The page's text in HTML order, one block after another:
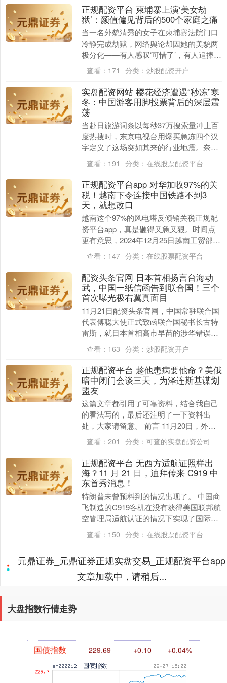
正规配资平台 柬埔寨上演‘美女劫
狱’：颜值偏见背后的500个家庭之痛
当一名外貌清秀的女子在柬埔寨法院门口
冷静完成劫狱，网络舆论却因她的美貌两
极分化——有人感叹‘可惜了’，有人追捧
为‘女中豪杰’。然而真相是：这名越南籍女
子是诈骗团....
查看： 171 分类： 炒股配资开户
实盘配资网站 樱花经济遭遇“秒冻”寒
冬：中国游客用脚投票背后的深层震
荡
当赴日旅游词条以每秒37万搜索量冲上百
度热搜时，东京电视台用爆买急冻四个汉
字定义了这场突如其来的行业地震。奈良
县的和服体验馆里，中国游客预约量从日
均300人骤降....
查看： 191 分类： 在线股票配资平台
正规配资平台app 对华加收97%的关
税！越南下令连接中国铁路不到3
天，就想改口
越南这个97%的风电塔反倾销关税正规配
资平台app，真是砸得又急又狠。时间点
更有意思，2024年12月25日越南工贸部刚
放公告，三天前总理范明政还刚拍板要
修“老....
查看： 147 分类： 在线股票配资平台
配资头条官网 日本首相扬言台海动
武，中国一纸信函告到联合国！三个
首次曝光极右翼真面目
11月21日配资头条官网，中国常驻联合国
代表傅聪大使正式致函联合国秘书长古特
雷斯，就日本首相高市早苗的涉华错误言
行阐明中国政府严正立场。这封信函将作
为联合国大会....
查看： 163 分类： 炒股配资开户
正规配资平台 趁他患病要他命？美俄
暗中闭门会谈三天，为泽连斯基谋划
盟友
这篇文章都引用了可靠资料，结合我自己
的看法写的，最后还注明了一下资料出
处，大家请留意。 前言 11月20日，外媒
纷纷爆料出个事儿，说是美俄两边已经暗
中商量好了一....
查看： 201 分类： 可查的实盘配资公司
正规配资平台 无西方适航证照样出
海？11 月 21 日，迪拜传来 C919 中
东首秀消息！
特朗普未曾预料到的情况出现了。 中国商
飞制造的C919客机在没有获得美国联邦航
空管理局适航认证的情况下实现了国际飞
行。 这架飞机于2024年完成首次商业载客
国际....
查看： 150 分类： 在线股票配资平台
正规配资平台 深度分析日本的综合国
力
日本作为全球重要经济体和科技强国正规
配资头条官网 美国发话也不行，中方
正式通告全球：打日本，中国具备“正
11月21日，中国向联合国190多个成员国